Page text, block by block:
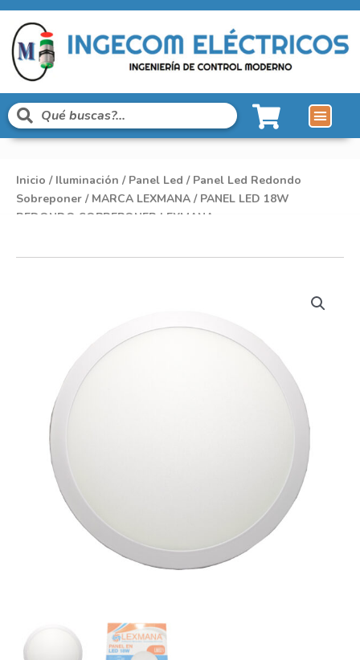
Inicio / Iluminación / Panel Led / Panel Led Redondo
Sobreponer / MARCA LEXMANA / PANEL LED 18W
REDONDO SOBREPONER LEXMANA